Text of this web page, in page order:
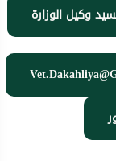
وكيل الوزارة